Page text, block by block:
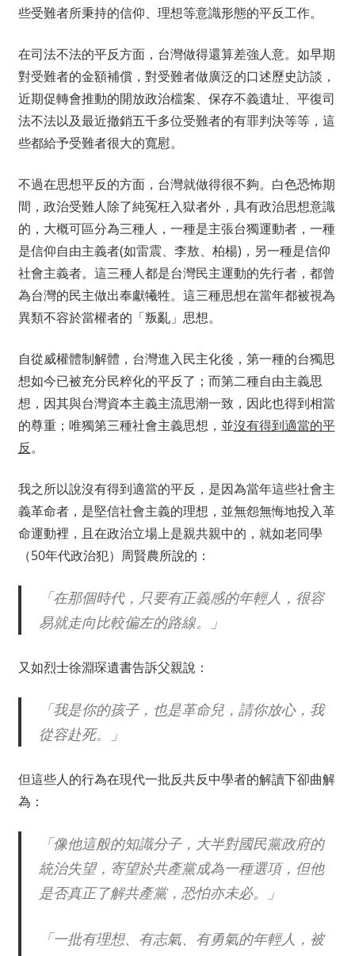
些受難者所秉持的信仰、理想等意識形態的平反工作。
在司法不法的平反方面，台灣做得還算差強人意。如早期
對受難者的金額補償，對受難者做廣泛的口述歷史訪談，
近期促轉會推動的開放政治檔案、保存不義遺址、平復司
法不法以及最近撤銷五千多位受難者的有罪判決等等，這
些都給予受難者很大的寬慰。
不過在思想平反的方面，台灣就做得很不夠。白色恐怖期
間，政治受難人除了純冤枉入獄者外，具有政治思想意識
的，大概可區分為三種人，一種是主張台獨運動者，一種
是信仰自由主義者(如雷震、李敖、柏楊)，另一種是信仰
社會主義者。這三種人都是台灣民主運動的先行者，都曾
為台灣的民主做出奉獻犧牲。這三種思想在當年都被視為
異類不容於當權者的「叛亂」思想。
自從威權體制解體，台灣進入民主化後，第一種的台獨思
想如今已被充分民粹化的平反了；而第二種自由主義思
想，因其與台灣資本主義主流思潮一致，因此也得到相當
的尊重；唯獨第三種社會主義思想，並沒有得到適當的平
反。
我之所以說沒有得到適當的平反，是因為當年這些社會主
義革命者，是堅信社會主義的理想，並無怨無悔地投入革
命運動裡，且在政治立場上是親共親中的，就如老同學
（50年代政治犯）周賢農所說的：
「在那個時代，只要有正義感的年輕人，很容
易就走向比較偏左的路線。」
又如烈士徐淵琛遺書告訴父親說：
「我是你的孩子，也是革命兒，請你放心，我
從容赴死。」
但這些人的行為在現代一批反共反中學者的解讀下卻曲解
為：
「像他這般的知識分子，大半對國民黨政府的
統治失望，寄望於共產黨成為一種選項，但他
是否真正了解共產黨，恐怕亦未必。」
「一批有理想、有志氣、有勇氣的年輕人，被